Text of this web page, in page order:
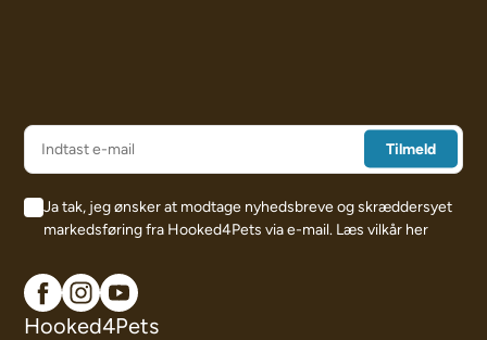
Ja tak, jeg ønsker at modtage nyhedsbreve og skræddersyet
markedsføring fra Hooked4Pets via e-mail. Læs vilkår her
Hooked4Pets